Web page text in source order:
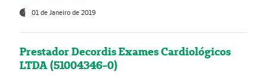
01 de Janeiro de 2019
Prestador Decordis Exames Cardiológicos
LTDA (51004346-0)